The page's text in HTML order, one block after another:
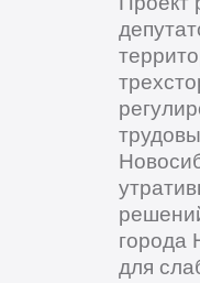
города
для